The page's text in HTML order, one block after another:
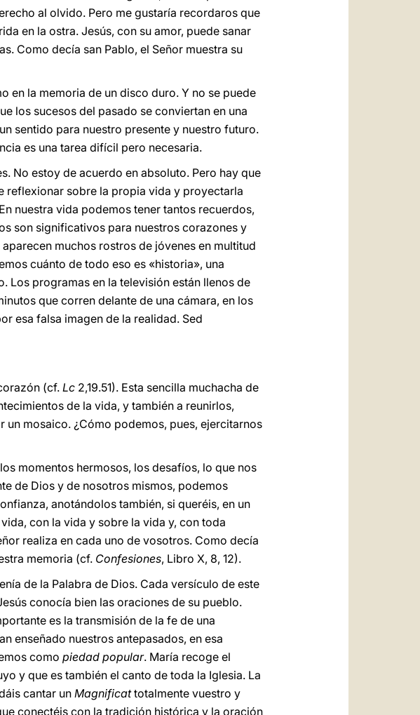
al olvido. Pero me gustaría recordaros que
en la ostra. Jesús, con su amor, puede sanar
Como decía san Pablo, el Señor muestra su
en la memoria de un disco duro. Y no se puede
los sucesos del pasado se conviertan en una
sentido para nuestro presente y nuestro futuro.
es una tarea difícil pero necesaria.
No estoy de acuerdo en absoluto. Pero hay que
reflexionar sobre la propia vida y proyectarla
nuestra vida podemos tener tantos recuerdos,
son significativos para nuestros corazones y
aparecen muchos rostros de jóvenes en multitud
cuánto de todo eso es «historia», una
Los programas en la televisión están llenos de
que corren delante de una cámara, en los
esa falsa imagen de la realidad. Sed
(cf. Lc 2,19.51). Esta sencilla muchacha de
de la vida, y también a reunirlos,
mosaico. ¿Cómo podemos, pues, ejercitarnos
momentos hermosos, los desafíos, lo que nos
de Dios y de nosotros mismos, podemos
anotándolos también, si queréis, en un
con la vida y sobre la vida y, con toda
realiza en cada uno de vosotros. Como decía
memoria (cf. Confesiones, Libro X, 8, 12).
de la Palabra de Dios. Cada versículo de este
conocía bien las oraciones de su pueblo.
es la transmisión de la fe de una
enseñado nuestros antepasados, en esa
como piedad popular. María recoge el
y que es también el canto de toda la Iglesia. La
cantar un Magnificattotalmente vuestro y
conectéis con la tradición histórica y la oración